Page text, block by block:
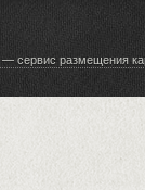
— сервис размещения